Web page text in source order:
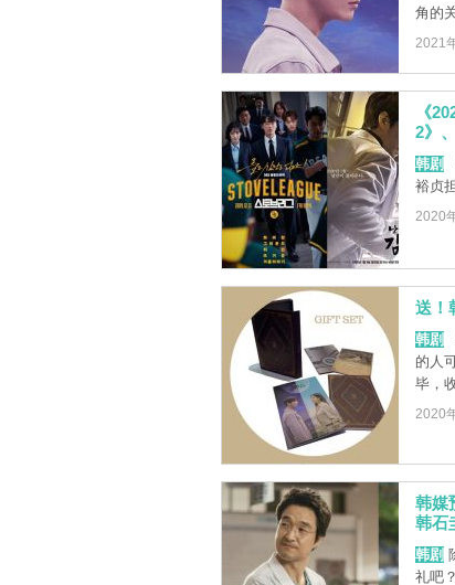
角的
2021
《
2》
韩剧
裕贞
2020
送！
韩剧
的人
毕，
2020
韩媒
韩石
韩剧
礼吧？